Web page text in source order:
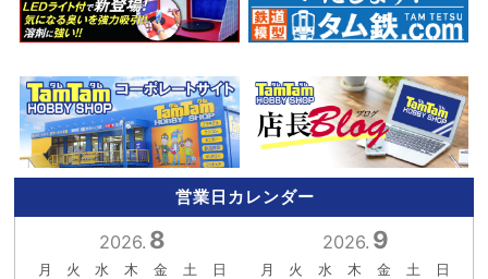
営業日カレンダー
2026. 8
月 火 水 木 金 土
日
2026. 9
月 火 水 木 金 土
日